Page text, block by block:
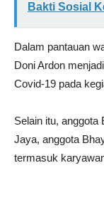
Bakti Sosial
Dalam pantauan
Doni Ardon
Covid-19 pada
Selain itu, anggota
Jaya, anggota
termasuk